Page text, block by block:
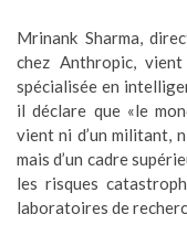
Mrinank Sharma,
chez Anthropic,
spécialisée en
il déclare que «le
vient ni d’un militant,
mais d’un cadre
les risques
laboratoires de